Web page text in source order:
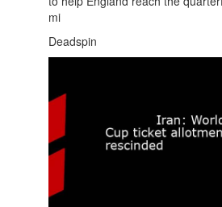
mi
Deadspin